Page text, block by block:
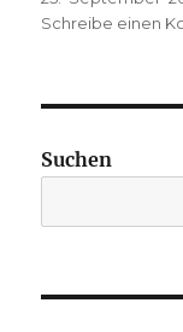
am
Schreibe einen
Suchen